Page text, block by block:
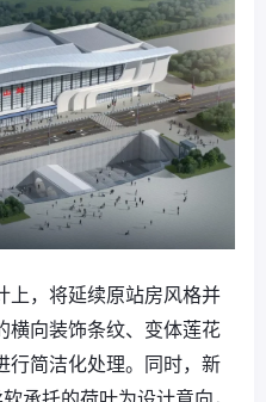
上，将延续原站房风格并
横向装饰条纹、变体莲花
行简洁化处理。同时，新